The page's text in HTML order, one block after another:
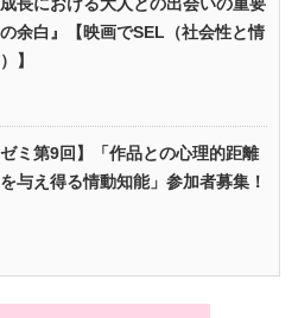
余白』【映画でSEL（社会性と情
】
ゼミ第9回】「作品との心理的距離
与え得る情動知能」参加者募集！